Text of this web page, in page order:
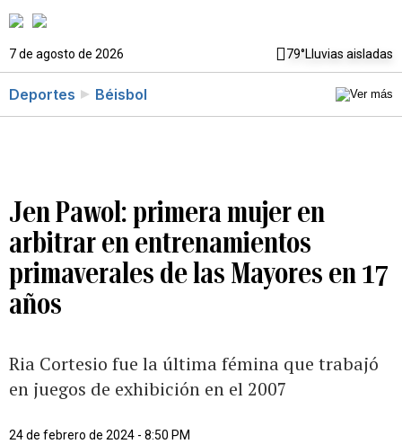
7 de agosto de 2026 79°Lluvias aisladas
Deportes Béisbol
Jen Pawol: primera mujer en
arbitrar en entrenamientos
primaverales de las Mayores en 17
años
Ria Cortesio fue la última fémina que trabajó
en juegos de exhibición en el 2007
24 de febrero de 2024 - 8:50 PM